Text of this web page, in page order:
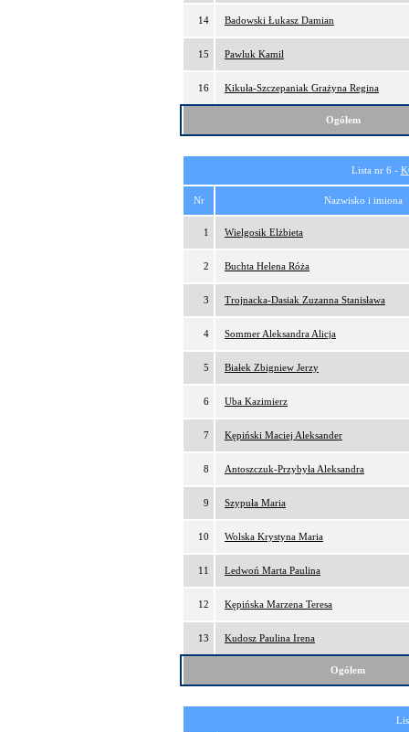
14 Badowski Łukasz Damian
15 Pawluk Kamil
16 Kikuła-Szczepaniak Grażyna Regina
Ogółem
Lista nr 6 -
Nr Nazwisko i imiona
1 Wielgosik Elżbieta
2 Buchta Helena Róża
3 Trojnacka-Dasiak Zuzanna Stanisława
4 Sommer Aleksandra Alicja
5 Białek Zbigniew Jerzy
6 Uba Kazimierz
7 Kępiński Maciej Aleksander
8 Antoszczuk-Przybyła Aleksandra
9 Szypuła Maria
10 Wolska Krystyna Maria
11 Ledwoń Marta Paulina
12 Kępińska Marzena Teresa
13 Kudosz Paulina Irena
Ogółem